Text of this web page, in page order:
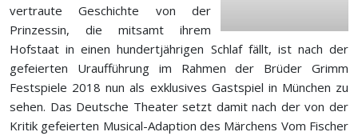
vertraute Geschichte von der
Prinzessin, die mitsamt ihrem
Hofstaat in einen hundertjährigen Schlaf fällt, ist nach der
gefeierten Uraufführung im Rahmen der Brüder Grimm
Festspiele 2018 nun als exklusives Gastspiel in München zu
sehen. Das Deutsche Theater setzt damit nach der von der
Kritik gefeierten Musical-Adaption des Märchens Vom Fischer